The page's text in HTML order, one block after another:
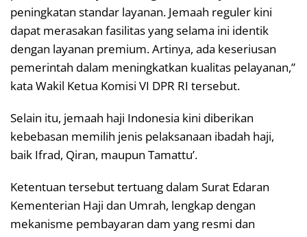
peningkatan standar layanan. Jemaah reguler kini
dapat merasakan fasilitas yang selama ini identik
dengan layanan premium. Artinya, ada keseriusan
pemerintah dalam meningkatkan kualitas pelayanan,”
kata Wakil Ketua Komisi VI DPR RI tersebut.
Selain itu, jemaah haji Indonesia kini diberikan
kebebasan memilih jenis pelaksanaan ibadah haji,
baik Ifrad, Qiran, maupun Tamattu’.
Ketentuan tersebut tertuang dalam Surat Edaran
Kementerian Haji dan Umrah, lengkap dengan
mekanisme pembayaran dam yang resmi dan